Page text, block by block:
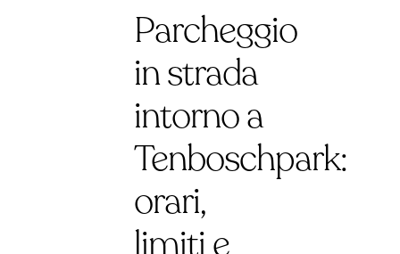
Parcheggio
in strada
intorno a
Tenboschpark:
orari,